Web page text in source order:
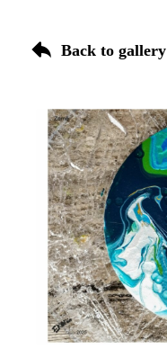
Back to gallery